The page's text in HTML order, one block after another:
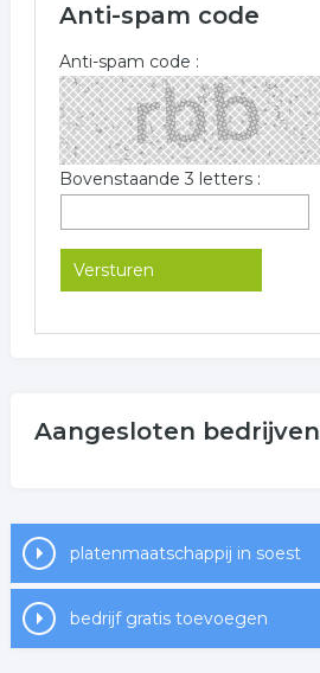
Anti-spam code
Anti-spam code :
Bovenstaande 3 letters :
Aangesloten bedrijven
platenmaatschappij in soest
bedrijf gratis toevoegen